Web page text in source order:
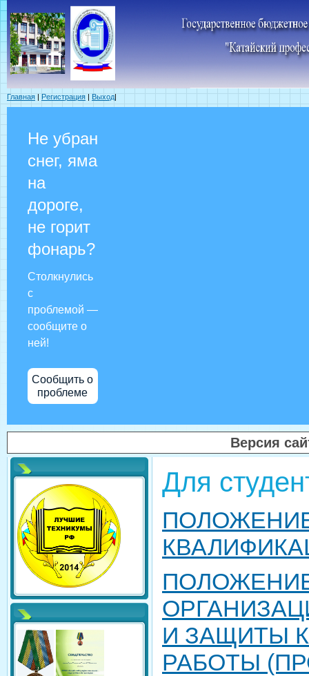
Главная | Регистрация | Выход|
Не убран
снег, яма
на
дороге,
не горит
фонарь?
Столкнулись
с
проблемой —
сообщите о
ней!
Сообщить о
проблеме
Версия
Для
И ЗАЩИТЫ
РАБОТЫ